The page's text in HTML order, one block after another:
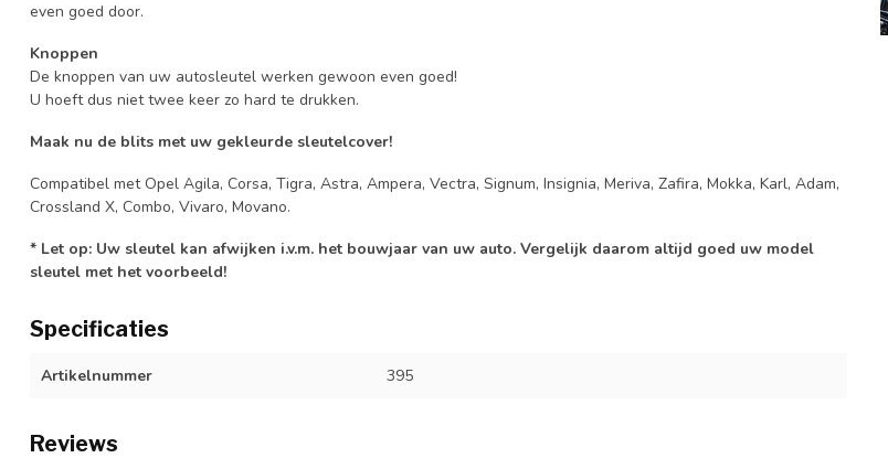
even goed door.
Knoppen
De knoppen van uw autosleutel werken gewoon even goed!
U hoeft dus niet twee keer zo hard te drukken.
Maak nu de blits met uw gekleurde sleutelcover!
Compatibel met Opel Agila, Corsa, Tigra, Astra, Ampera, Vectra, Signum, Insignia, Meriva, Zafira, Mokka, Karl, Adam,
Crossland X, Combo, Vivaro, Movano.
* Let op: Uw sleutel kan afwijken i.v.m. het bouwjaar van uw auto. Vergelijk daarom altijd goed uw model
sleutel met het voorbeeld!
Specificaties
Artikelnummer 395
Reviews